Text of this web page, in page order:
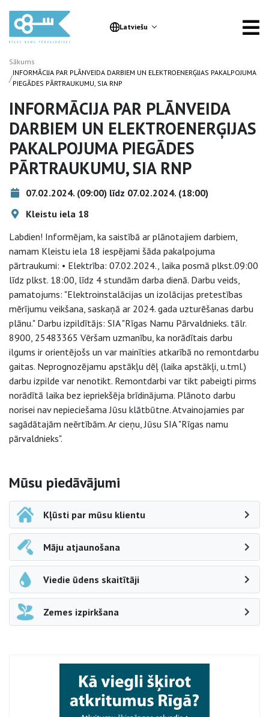
Latviešu
Sākums
/INFORMĀCIJA PAR PLĀNVEIDA DARBIEM UN ELEKTROENERĢIJAS PAKALPOJUMA
PIEGĀDES PĀRTRAUKUMU, SIA RNP
INFORMĀCIJA PAR PLĀNVEIDA
DARBIEM UN ELEKTROENERĢIJAS
PAKALPOJUMA PIEGĀDES
PĀRTRAUKUMU, SIA RNP
07.02.2024. (09:00) līdz 07.02.2024. (18:00)
Kleistu iela 18
Labdien! Informējam, ka saistībā ar plānotajiem darbiem,
namam Kleistu iela 18 iespējami šāda pakalpojuma
pārtraukumi: • Elektrība: 07.02.2024., laika posmā plkst.09:00
līdz plkst. 18:00, līdz 4 stundām darba dienā. Darbu veids,
pamatojums: "Elektroinstalācijas un izolācijas pretestības
mērījumu veikšana, saskaņā ar 2024. gada uzturēšanas darbu
plānu." Darbu izpildītājs: SIA "Rīgas Namu Pārvaldnieks. tālr.
8900, 25483365 Vēršam uzmanību, ka norādītais darbu
ilgums ir orientējošs un var mainīties atkarībā no remontdarbu
gaitas. Neprognozējamu apstākļu dēļ (laika apstākļi, u.tml.)
darbu izpilde var nenotikt. Remontdarbi var tikt pabeigti pirms
norādītā laika bez iepriekšēja brīdinājuma. Plānoto darbu
norisei nav nepieciešama Jūsu klātbūtne. Atvainojamies par
sagādātajām neērtībām. Ar cieņu, Jūsu SIA "Rīgas namu
pārvaldnieks".
Sāna navigācija
Mūsu piedāvājumi
Kļūsti par mūsu klientu
Māju atjaunošana
Viedie ūdens skaitītāji
Zemes izpirkšana